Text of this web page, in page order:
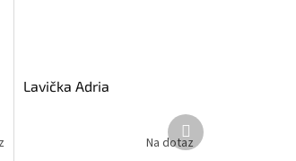
Lavička Adria
Na dotaz
Další
produkt